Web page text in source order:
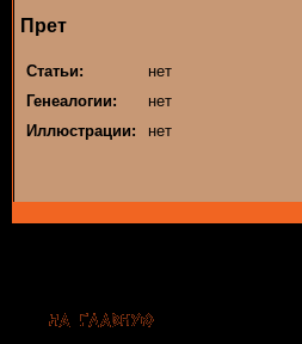
Прет
Статьи:
нет
Генеалогии:
нет
Иллюстрации:
нет